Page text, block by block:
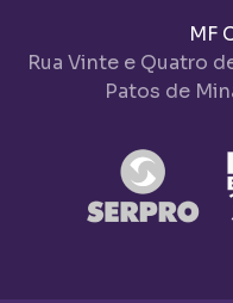
MF
Rua Vinte e Quatro
Patos de